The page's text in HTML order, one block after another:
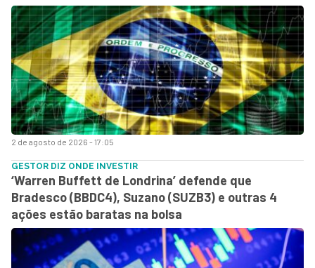
2 de agosto de 2026 - 17:05
GESTOR DIZ ONDE INVESTIR
‘Warren Buffett de Londrina’ defende que
Bradesco (BBDC4), Suzano (SUZB3) e outras 4
ações estão baratas na bolsa